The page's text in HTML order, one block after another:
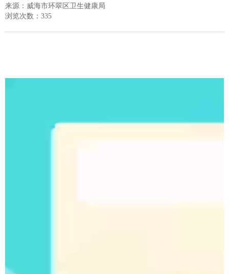
来源：威海市环翠区卫生健康局
浏览次数： 335